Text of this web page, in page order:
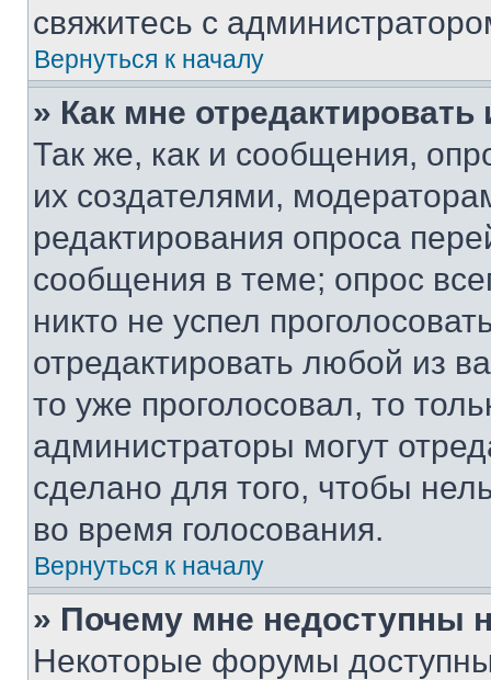
свяжитесь с
Вернуться к началу
» Как мне
Так же, как и сообщения,
их создателями,
редактирования опроса
сообщения в теме; опрос
никто не успел
отредактировать любой из
то уже проголосовал, то
администраторы могут
сделано для того, чтобы
во время голосования.
Вернуться к началу
» Почему мне недоступны
Некоторые форумы